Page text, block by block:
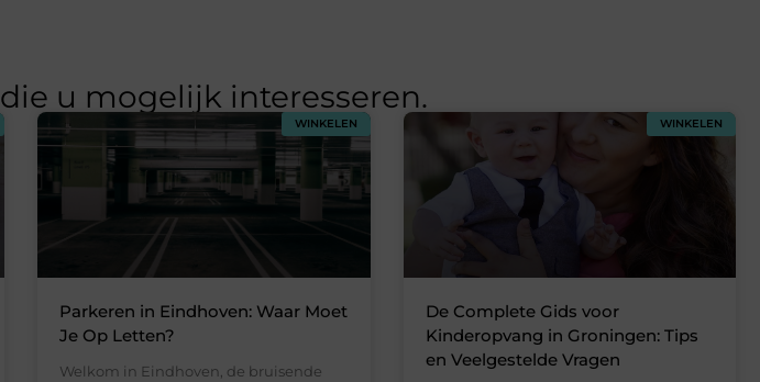
die u mogelijk interesseren.
WINKELEN
Parkeren in Eindhoven: Waar Moet
Je Op Letten?
Welkom in Eindhoven, de bruisende
WINKELEN
De Complete Gids voor
Kinderopvang in Groningen: Tips
en Veelgestelde Vragen